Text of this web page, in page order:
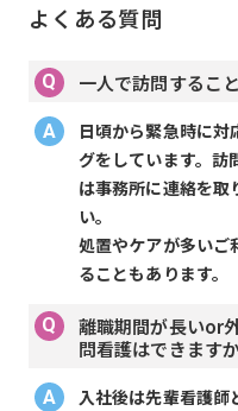
よくある質問
一人で訪問するこ
日頃から緊急時に対
グをしています。訪
は事務所に連絡を取
い。
処置やケアが多いご
ることもあります。
離職期間が長いor
問看護はできます
入社後は先輩看護師